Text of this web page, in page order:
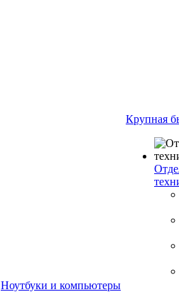
Ноутбуки и компьютеры
Крупная